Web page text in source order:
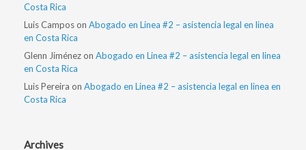
Costa Rica
Luis Campos on Abogado en Linea #2 – asistencia legal en linea
en Costa Rica
Glenn Jiménez on Abogado en Linea #2 – asistencia legal en linea
en Costa Rica
Luis Pereira on Abogado en Linea #2 – asistencia legal en linea en
Costa Rica
Archives